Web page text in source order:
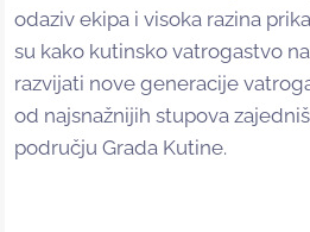
odaziv ekipa i visoka razina
su kako kutinsko vatrogastvo
razvijati nove generacije
od najsnažnijih stupova
području Grada Kutine.